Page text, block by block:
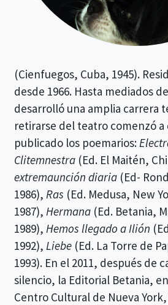
(Cienfuegos, Cuba, 1945).
desde 1966. Hasta mediados
desarrolló una amplia carrera
retirarse del teatro comenzó a
publicado los poemarios:
Clitemnestra (Ed. El Maitén,
extremaunción diaria (Ed-
1986), Ras (Ed. Medusa, New
1987), Hermana (Ed. Betania,
1989), Hemos llegado a Ilión
1992), Liebe (Ed. La Torre de
1993). En el 2011, después de
silencio, la Editorial Betania,
Centro Cultural de Nueva